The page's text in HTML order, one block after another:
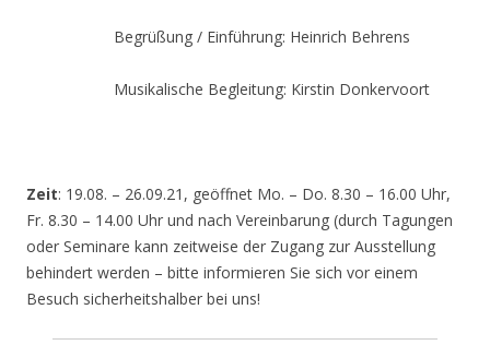
Begrüßung / Einführung: Heinrich Behrens
Musikalische Begleitung: Kirstin Donkervoort
Zeit: 19.08. – 26.09.21, geöffnet Mo. – Do. 8.30 – 16.00 Uhr,
Fr. 8.30 – 14.00 Uhr und nach Vereinbarung (durch Tagungen
oder Seminare kann zeitweise der Zugang zur Ausstellung
behindert werden – bitte informieren Sie sich vor einem
Besuch sicherheitshalber bei uns!